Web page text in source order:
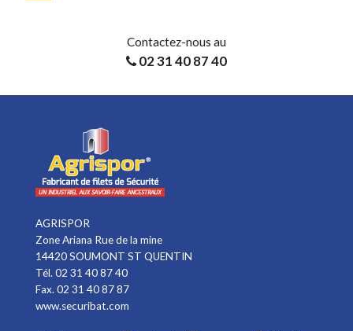
Contactez-nous au
02 31 40 87 40
AGRISPOR
Zone Ariana Rue de la mine
14420 SOUMONT ST QUENTIN
Tél. 02 31 40 87 40
Fax. 02 31 40 87 87
www.securibat.com